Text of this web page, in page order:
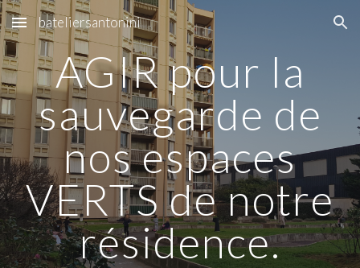
Skip to main content Skip to navigation
bateliersantonini
AGIR pour la
sauvegarde de
nos espaces
VERTS de notre
résidence.